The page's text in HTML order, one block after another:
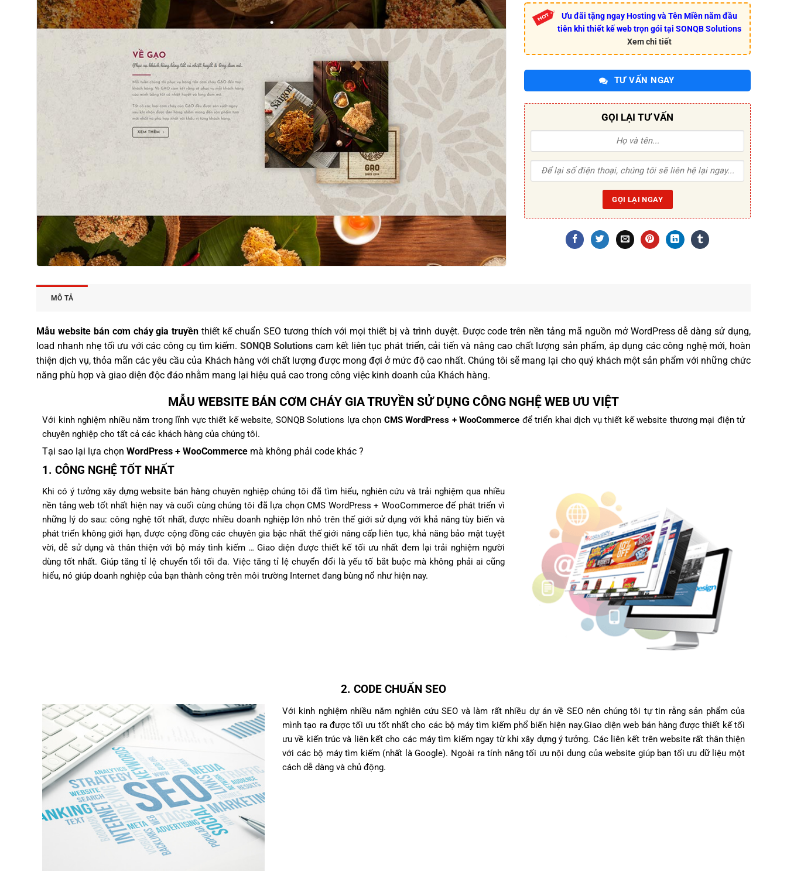
Ưu đãi tặng ngay Hosting và Tên Miền năm đầu
tiên khi thiết kế web trọn gói tại SONQB Solutions
Xem chi tiết
TƯ VẤN NGAY
GỌI LẠI TƯ VẤN
MÔ TẢ
Mẫu website bán cơm cháy gia truyền thiết kế chuẩn SEO tương thích với mọi thiết bị và trình duyệt. Được code trên nền tảng mã nguồn mở WordPress dễ dàng sử dụng,
load nhanh nhẹ tối ưu với các công cụ tìm kiếm. SONQB Solutions cam kết liên tục phát triển, cải tiến và nâng cao chất lượng sản phẩm, áp dụng các công nghệ mới, hoàn
thiện dịch vụ, thỏa mãn các yêu cầu của Khách hàng với chất lượng được mong đợi ở mức độ cao nhất. Chúng tôi sẽ mang lại cho quý khách một sản phẩm với những chức
năng phù hợp và giao diện độc đáo nhằm mang lại hiệu quả cao trong công việc kinh doanh của Khách hàng.
MẪU WEBSITE BÁN CƠM CHÁY GIA TRUYỀN SỬ DỤNG CÔNG NGHỆ WEB ƯU VIỆT
Với kinh nghiệm nhiều năm trong lĩnh vực thiết kế website, SONQB Solutions lựa chọn CMS WordPress + WooCommerce để triển khai dịch vụ thiết kế website thương mại điện tử
chuyên nghiệp cho tất cả các khách hàng của chúng tôi.
Tại sao lại lựa chọn WordPress + WooCommerce mà không phải code khác ?
1. CÔNG NGHỆ TỐT NHẤT
Khi có ý tưởng xây dựng website bán hàng chuyên nghiệp chúng tôi đã tìm hiểu, nghiên cứu và trải nghiệm qua nhiều
nền tảng web tốt nhất hiện nay và cuối cùng chúng tôi đã lựa chọn CMS WordPress + WooCommerce để phát triển vì
những lý do sau: công nghệ tốt nhất, được nhiều doanh nghiệp lớn nhỏ trên thế giới sử dụng với khả năng tùy biến và
phát triển không giới hạn, được cộng đồng các chuyên gia bậc nhất thế giới nâng cấp liên tục, khả năng bảo mật tuyệt
vời, dễ sử dụng và thân thiện với bộ máy tình kiếm … Giao diện được thiết kế tối ưu nhất đem lại trải nghiệm người
dùng tốt nhất. Giúp tăng tỉ lệ chuyển tổi tối đa. Việc tăng tỉ lệ chuyển đổi là yếu tố bắt buộc mà không phải ai cũng
hiểu, nó giúp doanh nghiệp của bạn thành công trên môi trường Internet đang bùng nổ như hiện nay.
2. CODE CHUẨN SEO
Với kinh nghiệm nhiều năm nghiên cứu SEO và làm rất nhiều dự án về SEO nên chúng tôi tự tin rằng sản phẩm của
mình tạo ra được tối ưu tốt nhất cho các bộ máy tìm kiếm phổ biến hiện nay.Giao diện web bán hàng được thiết kế tối
ưu về kiến trúc và liên kết cho các máy tìm kiếm ngay từ khi xây dựng ý tưởng. Các liên kết trên website rất thân thiện
với các bộ máy tìm kiếm (nhất là Google). Ngoài ra tính năng tối ưu nội dung của website giúp bạn tối ưu dữ liệu một
cách dễ dàng và chủ động.